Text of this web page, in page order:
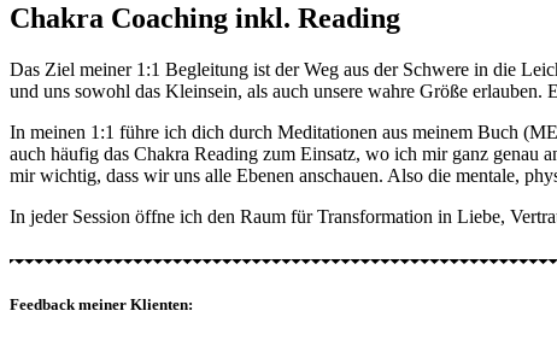
Chakra Coaching inkl. Reading
Das Ziel meiner 1:1 Begleitung ist der Weg aus der Schwere in die
und uns sowohl das Kleinsein, als auch unsere wahre Größe
In meinen 1:1 führe ich dich durch Meditationen aus meinem Buch
auch häufig das Chakra Reading zum Einsatz, wo ich mir ganz genau
mir wichtig, dass wir uns alle Ebenen anschauen. Also die mentale,
In jeder Session öffne ich den Raum für Transformation in Liebe,
Feedback meiner Klienten: